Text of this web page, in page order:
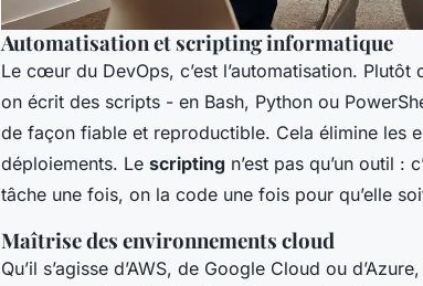
Automatisation et scripting informatique
Le cœur du DevOps, c’est l’automatisation.
on écrit des scripts - en Bash, Python ou
de façon fiable et reproductible. Cela élimine les
déploiements. Le scripting n’est pas qu’un outil :
tâche une fois, on la code une fois pour qu’elle
Maîtrise des environnements cloud
Qu’il s’agisse d’AWS, de Google Cloud ou